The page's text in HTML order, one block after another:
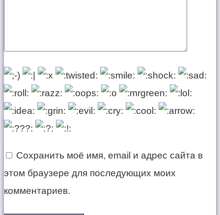
Сохранить моё имя, email и адрес сайта в
этом браузере для последующих моих
комментариев.